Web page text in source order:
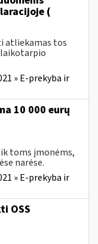
(
atliekamas tos
» E-prekyba ir
10 000 eurų
toms įmonėms,
narėse.
» E-prekyba ir
OSS